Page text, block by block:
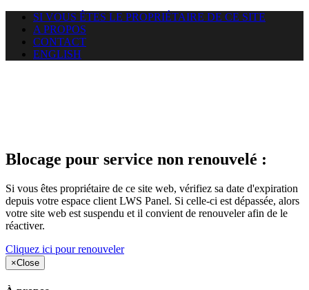
SI VOUS ÊTES LE PROPRIÉTAIRE DE CE SITE
A PROPOS
CONTACT
ENGLISH
Blocage pour service non renouvelé :
Si vous êtes propriétaire de ce site web, vérifiez sa date d'expiration
depuis votre espace client LWS Panel. Si celle-ci est dépassée, alors
votre site web est suspendu et il convient de renouveler afin de le
réactiver.
Cliquez ici pour renouveler
×Close